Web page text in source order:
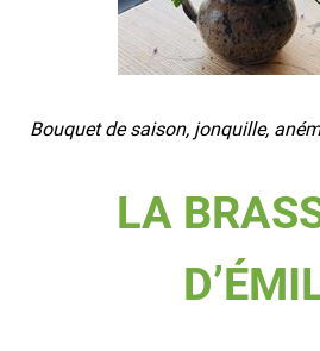
Bouquet de saison, jonquille,
LA